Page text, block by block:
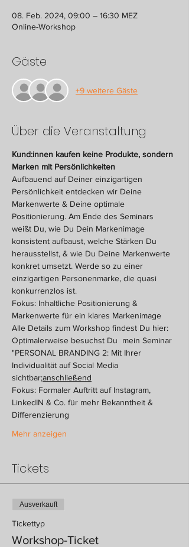
08. Feb. 2024, 09:00 – 16:30 MEZ
Online-Workshop
Gäste
+9 weitere Gäste
Über die Veranstaltung
Kund:innen kaufen keine Produkte, sondern
Marken mit Persönlichkeiten
Aufbauend auf Deiner einzigartigen
Persönlichkeit entdecken wir Deine
Markenwerte & Deine optimale
Positionierung. Am Ende des Seminars
weißt Du, wie Du Dein Markenimage
konsistent aufbaust, welche Stärken Du
herausstellst, & wie Du Deine Markenwerte
konkret umsetzt. Werde so zu einer
einzigartigen Personenmarke, die quasi
konkurrenzlos ist.
Fokus: Inhaltliche Positionierung &
Markenwerte für ein klares Markenimage
Alle Details zum Workshop findest Du hier:
Optimalerweise besuchst Du
mein Seminar
"PERSONAL BRANDING 2: Mit Ihrer
Individualität auf Social Media
sichtbar;anschließend
Fokus: Formaler Auftritt auf Instagram,
LinkedIN & Co. für mehr Bekanntheit &
Differenzierung
Mehr anzeigen
Tickets
Ausverkauft
Tickettyp
Workshop-Ticket